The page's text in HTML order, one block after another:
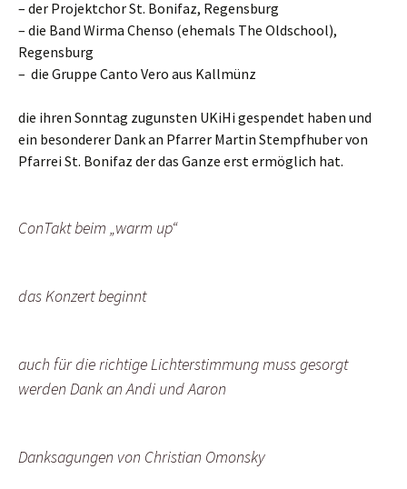
– der Projektchor St. Bonifaz, Regensburg
– die Band Wirma Chenso (ehemals The Oldschool),
Regensburg
– die Gruppe Canto Vero aus Kallmünz
die ihren Sonntag zugunsten UKiHi gespendet haben und
ein besonderer Dank an Pfarrer Martin Stempfhuber von
Pfarrei St. Bonifaz der das Ganze erst ermöglich hat.
ConTakt beim „warm up“
das Konzert beginnt
auch für die richtige Lichterstimmung muss gesorgt
werden Dank an Andi und Aaron
Danksagungen von Christian Omonsky